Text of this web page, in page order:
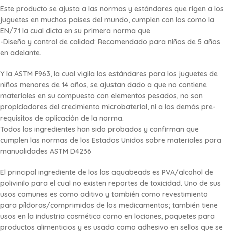
Este producto se ajusta a las normas y estándares que rigen a los
juguetes en muchos países del mundo, cumplen con los como la
EN/71 la cual dicta en su primera norma que
-Diseño y control de calidad: Recomendado para niños de 5 años
en adelante.
Y la ASTM F963, la cual vigila los estándares para los juguetes de
niños menores de 14 años, se ajustan dado a que no contiene
materiales en su compuesto con elementos pesados, no son
propiciadores del crecimiento microbaterial, ni a los demás pre-
requisitos de aplicación de la norma.
Todos los ingredientes han sido probados y confirman que
cumplen las normas de los Estados Unidos sobre materiales para
manualidades ASTM D4236
El principal ingrediente de los las aquabeads es PVA/alcohol de
polivinilo para el cual no existen reportes de toxicidad. Uno de sus
usos comunes es como aditivo y también como revestimiento
para píldoras/comprimidos de los medicamentos; también tiene
usos en la industria cosmética como en lociones, paquetes para
productos alimenticios y es usado como adhesivo en sellos que se